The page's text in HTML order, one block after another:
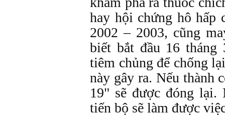
hay hội chứng hô hấp
2002 – 2003, cũng
biết bắt đầu 16 tháng
tiêm chủng để chống
này gây ra. Nếu thành
19" sẽ được đóng lại.
tiến bộ sẽ làm được